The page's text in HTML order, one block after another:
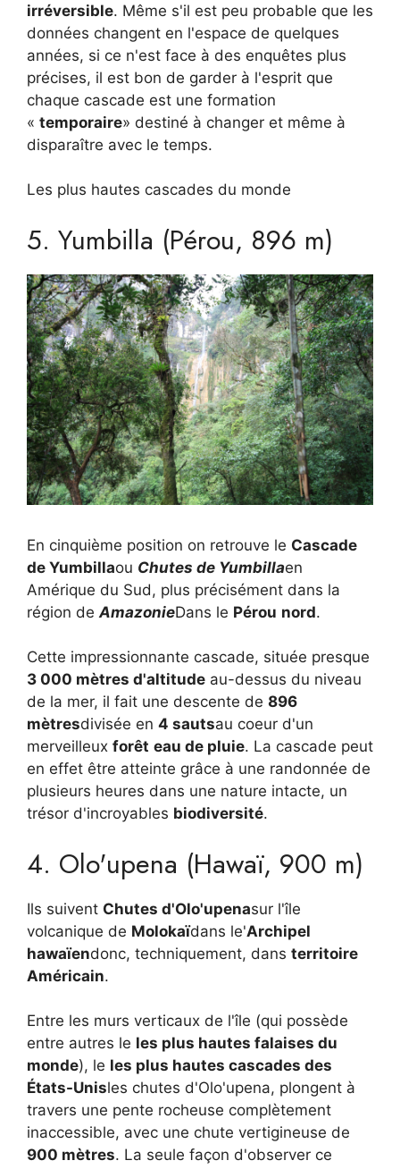
irréversible. Même s'il est peu probable que les
données changent en l'espace de quelques
années, si ce n'est face à des enquêtes plus
précises, il est bon de garder à l'esprit que
chaque cascade est une formation
« temporaire» destiné à changer et même à
disparaître avec le temps.
Les plus hautes cascades du monde
5. Yumbilla (Pérou, 896 m)
En cinquième position on retrouve le Cascade
de Yumbillaou Chutes de Yumbillaen
Amérique du Sud, plus précisément dans la
région de AmazonieDans le Pérou nord.
Cette impressionnante cascade, située presque
3 000 mètres d'altitude au-dessus du niveau
de la mer, il fait une descente de 896
mètresdivisée en 4 sautsau coeur d'un
merveilleux forêt eau de pluie. La cascade peut
en effet être atteinte grâce à une randonnée de
plusieurs heures dans une nature intacte, un
trésor d'incroyables biodiversité.
4. Olo'upena (Hawaï, 900 m)
Ils suivent Chutes d'Olo'upenasur l'île
volcanique de Molokaïdans le'Archipel
hawaïendonc, techniquement, dans territoire
Américain.
Entre les murs verticaux de l'île (qui possède
entre autres le les plus hautes falaises du
monde), le les plus hautes cascades des
États-Unisles chutes d'Olo'upena, plongent à
travers une pente rocheuse complètement
inaccessible, avec une chute vertigineuse de
900 mètres. La seule façon d'observer ce